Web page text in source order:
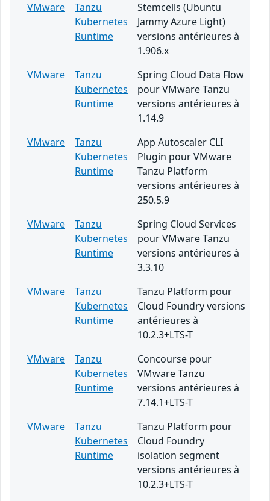
VMware
Tanzu
Kubernetes
Runtime
Stemcells (Ubuntu
Jammy Azure Light)
versions antérieures à
1.906.x
VMware
Tanzu
Kubernetes
Runtime
Spring Cloud Data Flow
pour VMware Tanzu
versions antérieures à
1.14.9
VMware
Tanzu
Kubernetes
Runtime
App Autoscaler CLI
Plugin pour VMware
Tanzu Platform
versions antérieures à
250.5.9
VMware
Tanzu
Kubernetes
Runtime
Spring Cloud Services
pour VMware Tanzu
versions antérieures à
3.3.10
VMware
Tanzu
Kubernetes
Runtime
Tanzu Platform pour
Cloud Foundry versions
antérieures à
10.2.3+LTS-T
VMware
Tanzu
Kubernetes
Runtime
Concourse pour
VMware Tanzu
versions antérieures à
7.14.1+LTS-T
VMware
Tanzu
Kubernetes
Runtime
Tanzu Platform pour
Cloud Foundry
isolation segment
versions antérieures à
10.2.3+LTS-T